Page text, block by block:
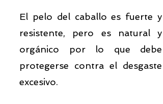
El pelo del caballo es fuerte y
resistente, pero es natural y
orgánico por lo que debe
protegerse contra el desgaste
excesivo.